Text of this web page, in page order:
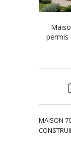
permis
MAISON